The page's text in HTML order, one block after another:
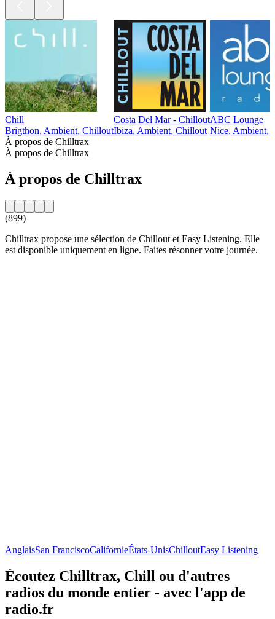
Chill
Brigthon, Ambient, Chillout
Costa Del Mar - Chillout
Ibiza, Ambient, Chillout
ABC Lounge
Nice, Ambient,
À propos de Chilltrax
À propos de Chilltrax
À propos de Chilltrax
(899)
Chilltrax propose une sélection de Chillout et Easy Listening. Elle
est disponible uniquement en ligne. Faites résonner votre journée.
AnglaisSan FranciscoCalifornieÉtats-UnisChilloutEasy Listening
Écoutez Chilltrax, Chill ou d'autres
radios du monde entier - avec l'app de
radio.fr